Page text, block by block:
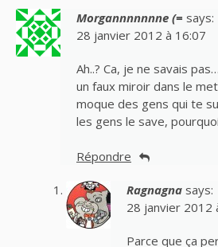
Morgannnnnnne (= says:
28 janvier 2012 à 16:07
Ah..? Ca, je ne savais
un faux miroir dans le
moque des gens qui te
les gens le save,
Répondre
Ragnagna says:
28 janvier 2012
Parce que ça